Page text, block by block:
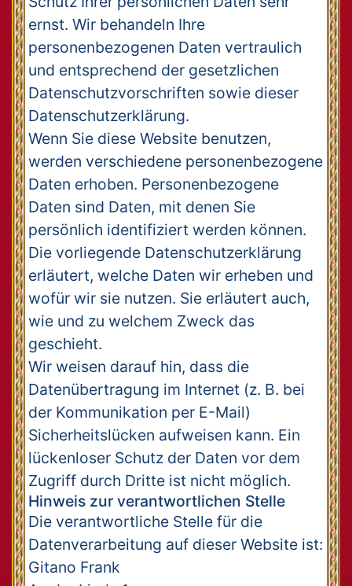
ernst. Wir behandeln Ihre
personenbezogenen Daten vertraulich
und entsprechend der gesetzlichen
Datenschutzvorschriften sowie dieser
Datenschutzerklärung.
Wenn Sie diese Website benutzen,
werden verschiedene personenbezogene
Daten erhoben. Personenbezogene
Daten sind Daten, mit denen Sie
persönlich identifiziert werden können.
Die vorliegende Datenschutzerklärung
erläutert, welche Daten wir erheben und
wofür wir sie nutzen. Sie erläutert auch,
wie und zu welchem Zweck das
geschieht.
Wir weisen darauf hin, dass die
Datenübertragung im Internet (z. B. bei
der Kommunikation per E-Mail)
Sicherheitslücken aufweisen kann. Ein
lückenloser Schutz der Daten vor dem
Zugriff durch Dritte ist nicht möglich.
Hinweis zur verantwortlichen Stelle
Die verantwortliche Stelle für die
Datenverarbeitung auf dieser Website ist:
Gitano Frank